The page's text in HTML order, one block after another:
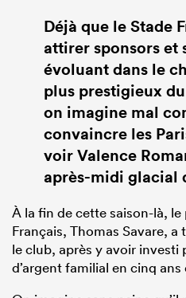
Déjà que le Stade
attirer sponsors et
évoluant dans le
plus prestigieux
on imagine mal
convaincre les
voirValence
après-midi glacial
À la fin de cette saison-là,
Français, Thomas Savare,
le club, après y avoir investi
d’argent familial en cinq ans